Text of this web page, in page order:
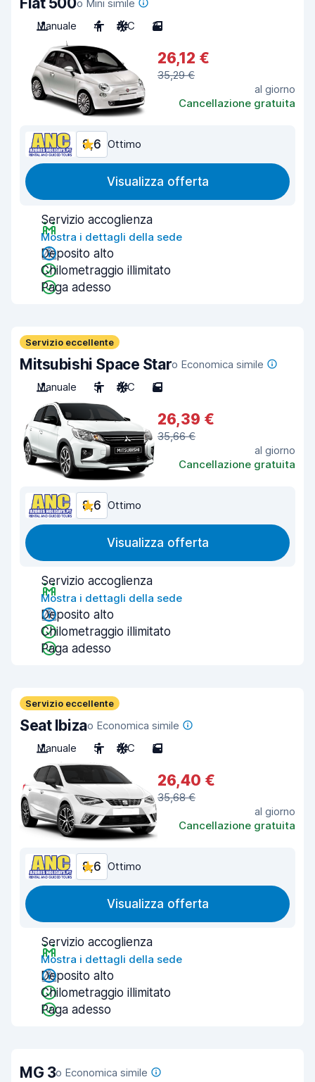
o Mini simile
Manuale
4 A/C 3
26,12 €
35,29 €
al giorno
Cancellazione gratuita
8,6 Ottimo
Visualizza offerta
Servizio accoglienza
Mostra i dettagli della sede
Deposito alto
Chilometraggio illimitato
Paga adesso
Servizio eccellente
Mitsubishi Space Staro Economica simile
Manuale
5 A/C 5
26,39 €
35,66 €
al giorno
Cancellazione gratuita
8,6 Ottimo
Visualizza offerta
Servizio accoglienza
Mostra i dettagli della sede
Deposito alto
Chilometraggio illimitato
Paga adesso
Servizio eccellente
Seat Ibizao Economica simile
Manuale
5 A/C 5
26,40 €
35,68 €
al giorno
Cancellazione gratuita
8,6 Ottimo
Visualizza offerta
Servizio accoglienza
Mostra i dettagli della sede
Deposito alto
Chilometraggio illimitato
Paga adesso
MG 3o Economica simile